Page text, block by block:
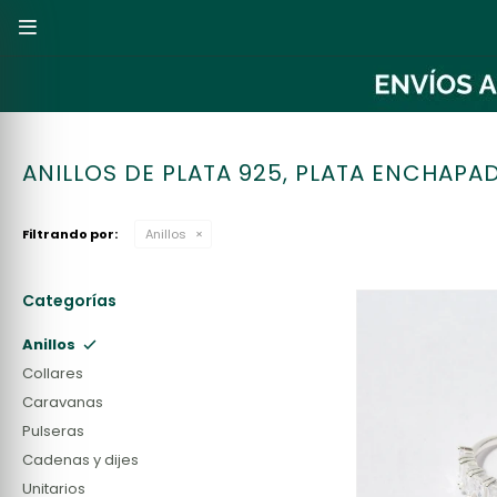

ANILLOS DE PLATA 925, PLATA
Filtrando por: Anillos
Categorías
Anillos
Collares
Caravanas
Pulseras
Cadenas y dijes
Unitarios